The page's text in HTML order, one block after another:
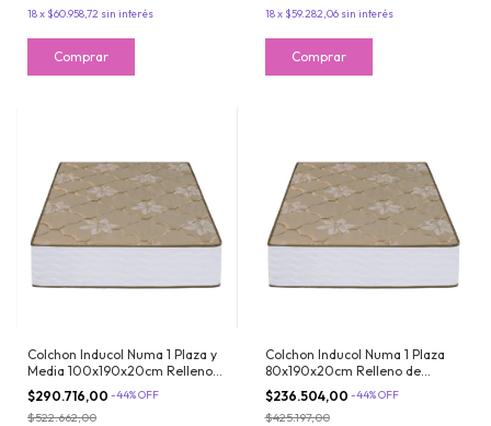
18x $60.958,72 sin interés 18x $59.282,06 sin interés
Colchon Inducol Numa 1 Plaza y
Media 100x190x20cm Relleno
de Espuma Tela de Jackard
Matelasseado
$290.716,00 -44%OFF
$522.662,00
Colchon Inducol Numa 1 Plaza
80x190x20cm Relleno de
Espuma Tela de Jackard
Matelasseado
$236.504,00 -44%OFF
$425.197,00